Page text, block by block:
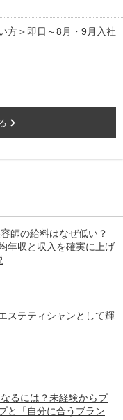
方＞即日～8月・9月入社
師の給料はなぜ低い？
年収と収入を確実に上げ
ステティシャンとして輝
るには？未経験からプ
と「自分に合うブラン